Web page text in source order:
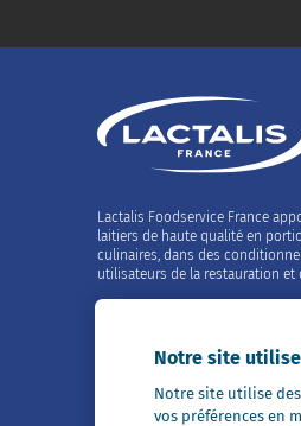
Lactalis Foodservice France
laitiers de haute qualité en
culinaires, dans des
utilisateurs de la restauration et
02 99 26 63 33
Restons en contact
Notre site
Notre site utilise
vos préférences en